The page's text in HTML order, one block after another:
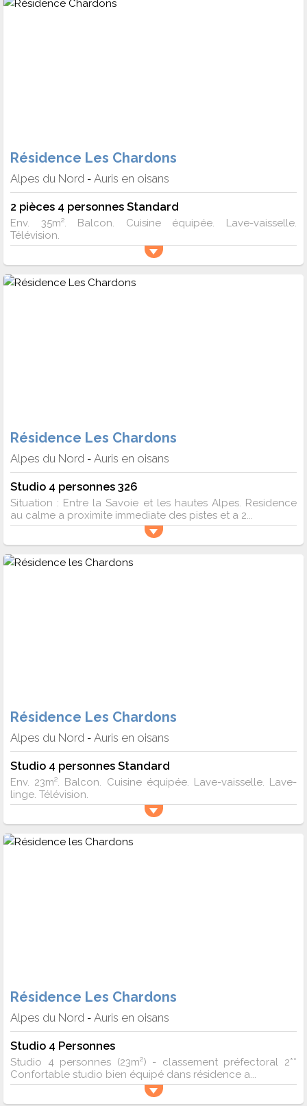
Résidence Les Chardons
Alpes du Nord - Auris en oisans
2 pièces 4 personnes Standard
Env. 35m². Balcon. Cuisine équipée. Lave-vaisselle.
Télévision.
Résidence Les Chardons
Alpes du Nord - Auris en oisans
Studio 4 personnes 326
Situation : Entre la Savoie et les hautes Alpes. Residence
au calme a proximite immediate des pistes et a 2...
Résidence Les Chardons
Alpes du Nord - Auris en oisans
Studio 4 personnes Standard
Env. 23m². Balcon. Cuisine équipée. Lave-vaisselle. Lave-
linge. Télévision.
Résidence Les Chardons
Alpes du Nord - Auris en oisans
Studio 4 Personnes
Studio 4 personnes (23m²) - classement préfectoral 2**
Confortable studio bien équipé dans résidence a...